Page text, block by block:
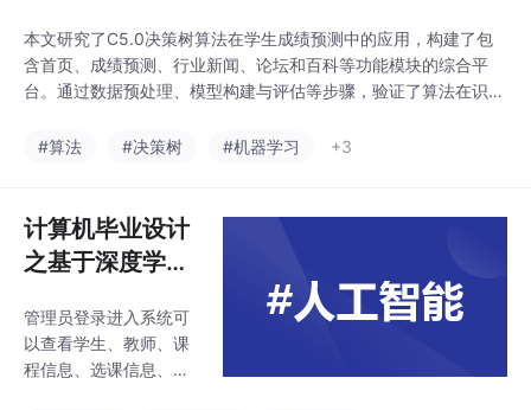
本文研究了C5.0决策树算法在学生成绩预测中的应用，构建了包
含首页、成绩预测、行业新闻、论坛和百科等功能模块的综合平
台。通过数据预处理、模型构建与评估等步骤，验证了算法在识别
自动分析学生成绩分布并以饼图直观展示，为教育决策提供支持。
#算法 #决策树 #机器学习 +3
计算机毕业设计
之基于深度学习
考勤系统
管理员登录进入系统可
以查看学生、教师、课
程信息、选课信息、课